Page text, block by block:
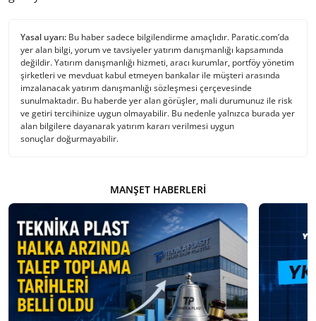
Yasal uyarı: Bu haber sadece bilgilendirme amaçlıdır. Paratic.com’da
yer alan bilgi, yorum ve tavsiyeler yatırım danışmanlığı kapsamında
değildir. Yatırım danışmanlığı hizmeti, aracı kurumlar, portföy yönetim
şirketleri ve mevduat kabul etmeyen bankalar ile müşteri arasında
imzalanacak yatırım danışmanlığı sözleşmesi çerçevesinde
sunulmaktadır. Bu haberde yer alan görüşler, mali durumunuz ile risk
ve getiri tercihinize uygun olmayabilir. Bu nedenle yalnızca burada yer
alan bilgilere dayanarak yatırım kararı verilmesi uygun
sonuçlar doğurmayabilir.
MANŞET HABERLERI